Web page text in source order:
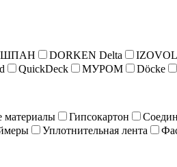
DORKEN Delta IZOVOL
QuickDeck МУРОМ Döcke
материалы Гипсокартон
Уплотнительная лента